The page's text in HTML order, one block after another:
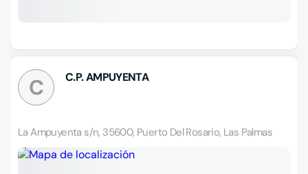
C C.P. AMPUYENTA
La Ampuyenta s/n, 35600, Puerto Del Rosario, Las Palmas